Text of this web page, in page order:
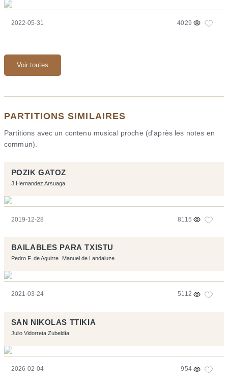
2022-05-31 4029
Voir toutes
PARTITIONS SIMILAIRES
Partitions avec un contenu musical proche (d'après les notes en
commun).
POZIK GATOZ
J.Hernandez Arsuaga
2019-12-28 8115
BAILABLES PARA TXISTU
Pedro F. de Aguirre Manuel de Landaluze
2021-03-24 5112
SAN NIKOLAS TTIKIA
Julio Vidorreta Zubeldía
2026-02-04 954